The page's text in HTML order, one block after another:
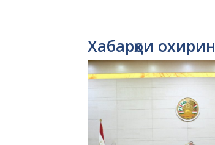
Хабарҳои охирин